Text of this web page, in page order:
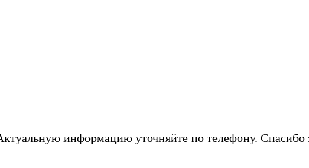
информацию уточняйте по телефону. Спасибо